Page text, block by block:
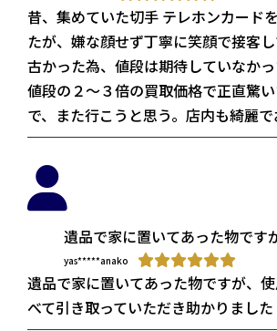
昔、集めていた切手 テレホンカード
たが、嫌な顔せず丁寧に笑顔で接客
古かった為、値段は期待していなか
値段の２～３倍の買取価格で正直驚
で、また行こうと思う。店内も綺麗で
遺品で家に置いてあった物です
yas*****anako
遺品で家に置いてあった物ですが、
べて引き取っていただき助かりました